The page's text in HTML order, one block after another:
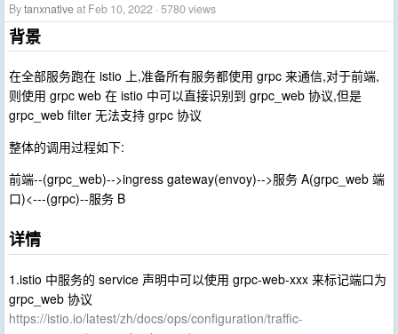
Bytanxnativeat Feb 10, 2022 · 5780 views
背景
在全部服务跑在 istio 上,准备所有服务都使用 grpc 来通信,对于前端,
则使用 grpc web 在 istio 中可以直接识别到 grpc_web 协议,但是
grpc_web filter 无法支持 grpc 协议
整体的调用过程如下:
前端--(grpc_web)-->ingress gateway(envoy)-->服务 A(grpc_web 端
口)<---(grpc)--服务 B
详情
1.istio 中服务的 service 声明中可以使用 grpc-web-xxx 来标记端口为
grpc_web 协议
https://istio.io/latest/zh/docs/ops/configuration/traffic-